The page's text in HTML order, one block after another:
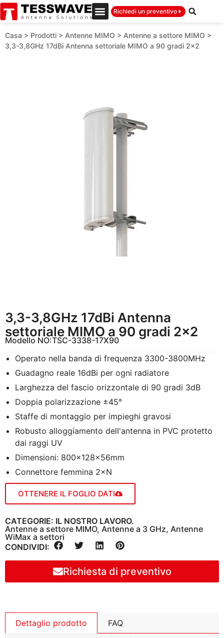
Richiedi un preventivo
Casa > Prodotti > Antenne MIMO > Antenne a settore MIMO >
3,3-3,8GHz 17dBi Antenna settoriale MIMO a 90 gradi 2×2
3,3-3,8GHz 17dBi Antenna
settoriale MIMO a 90 gradi 2×2
Modello NO:TSC-3338-17X90
Operato nella banda di frequenza 3300-3800MHz
Guadagno reale 16dBi per ogni radiatore
Larghezza del fascio orizzontale di 90 gradi 3dB
Doppia polarizzazione ±45°
Staffe di montaggio per impieghi gravosi
Robusto alloggiamento dell'antenna in PVC protetto
dai raggi UV
Dimensioni: 800×128×56mm
Connettore femmina 2×N
OTTENERE IL FOGLIO DATI
CATEGORIE: IL NOSTRO LAVORO.
Antenne a settore MIMO, Antenne a 3 GHz, Antenne
WiMax a settori
CONDIVIDI:
Richiesta di preventivo
Dettaglio prodotto FAQ